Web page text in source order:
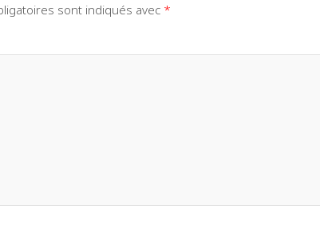
sont indiqués avec *